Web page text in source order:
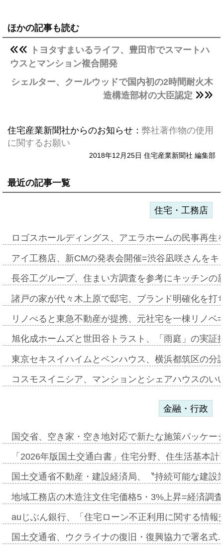
ほかの記事も読む
トヨタすまいるライフ、豊田市でスマートハ
ウスとマンション複合開発
シェルター、クールウッドで国内初の2時間耐火木
造構造部材の大臣認定
住宅産業新聞社からのお知らせ： 弊社著作物の使用
に関するお願い
2018年12月25日 住宅産業新聞社 編集部
最近の記事一覧
住宅・工務店
ロゴスホールディングス、アエラホームの民事再
アイ工務店、新CMの発表会開催=渋谷凪咲さんを
長谷工グループ、住まい方調査を参考にキッチン
諸戸の家が代々木上原で邸宅、ブランド明確化を
リノべると東急不動産が提携、元社宅を一棟リノ
旭化成ホームズと世田谷トラスト、「雨庭」の実
東京セキスイハイムとベンハウス、横浜都筑区の
コスモスイニシア、マンションとシェアハウスの
金融・行政
国交省、空き家・空き地対応で新たな施策パッケ
「2026年版国土交通白書」住宅分野、住生活基本
国土交通省不動産・建設経済局、〝持続可能な建
地域工務店の木造注文住宅価格5・3%上昇=経済調
auじぶん銀行、「住宅ローン不正利用に関する情
国土交通省、ウクライナの復旧・復興協力で署名